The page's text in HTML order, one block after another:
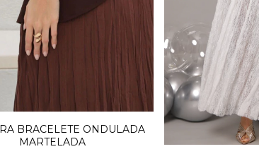
BRACELETE ONDULADA
MARTELADA